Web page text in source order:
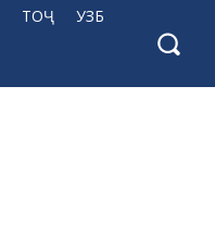
ТОҶ УЗБ